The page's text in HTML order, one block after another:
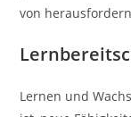
von
Lernen und